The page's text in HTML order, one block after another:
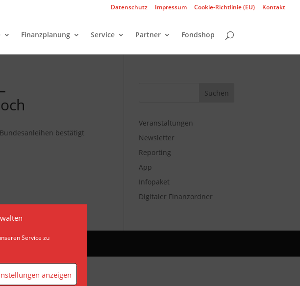
Service zu
anzeigen
Datenschutz Impressum Cookie-Richtlinie (EU) Kontakt
Finanzplanung Service Partner Fondshop
bestätigt
Veranstaltungen
Newsletter
Reporting
App
Infopaket
Digitaler Finanzordner
Pindl